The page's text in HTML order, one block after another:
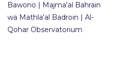
pengajian (sejenis
formal) di Pondok
Klaten. Kemudian
memasuki jenjang
Bawono | Majma'al Bahrain
wa Mathla'al Badroin | Al-
Qohar Observatorium